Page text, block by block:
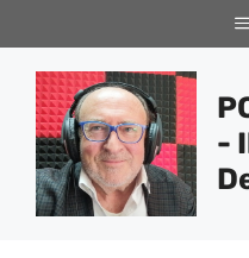
al
contenuto
-